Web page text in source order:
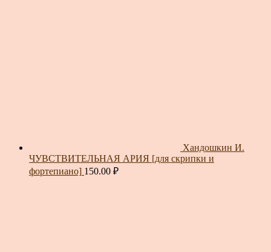
Хандошкин И.
ЧУВСТВИТЕЛЬНАЯ АРИЯ [для скрипки и
фортепиано] 150.00 ₽